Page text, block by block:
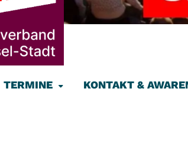
Kassel
TERMINE KONTAKT &